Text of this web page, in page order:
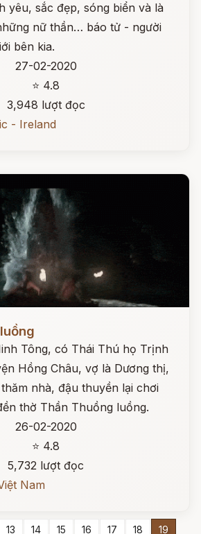
yêu, sắc đẹp, sóng biển và là
nữ thần… báo tử - người
bên kia.
27-02-2020
⭐ 4.8
3,948 lượt đọc
- Ireland
Tông, có Thái Thú họ Trịnh
Hồng Châu, vợ là Dương thị,
nhà, đậu thuyền lại chơi
thờ Thần Thuồng luồng.
26-02-2020
⭐ 4.8
5,732 lượt đọc
Nam
13 14 15 16 17 18
19